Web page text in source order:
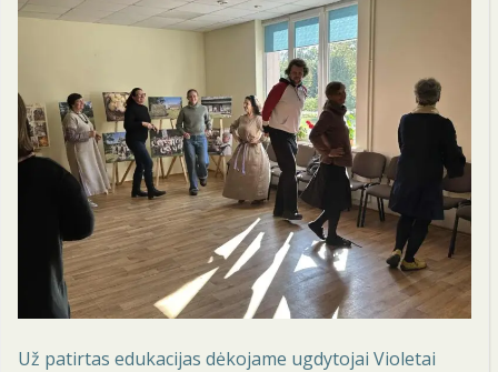
Už patirtas edukacijas dėkojame ugdytojai Violetai